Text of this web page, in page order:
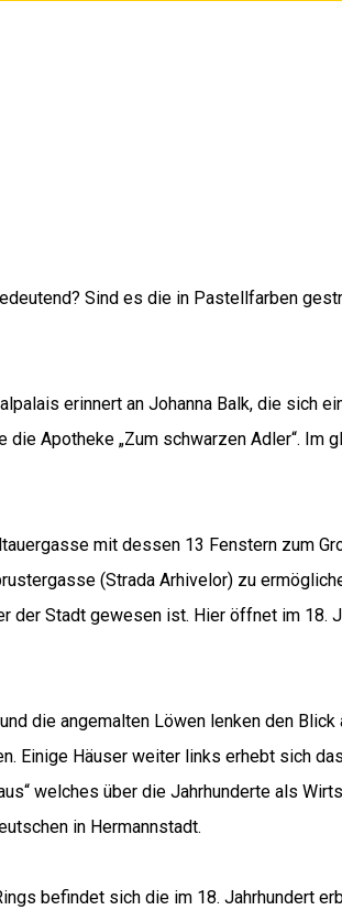
Sind es die in Pastellfarben
erinnert an Johanna Balk, die sich
die Apotheke „Zum schwarzen Adler“.
mit dessen 13 Fenstern zum
(Strada Arhivelor) zu
der Stadt gewesen ist. Hier öffnet im
die angemalten Löwen lenken den
Einige Häuser weiter links erhebt sich
welches über die Jahrhunderte als
in Hermannstadt.
befindet sich die im 18. Jahrhundert